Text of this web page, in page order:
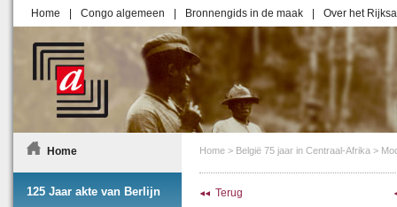
Home Congo algemeen Bronnengids in de maak Over het
Home > België 75 jaar in Centraal‑Afrika >
Terug
Home
125 Jaar akte van Berlijn